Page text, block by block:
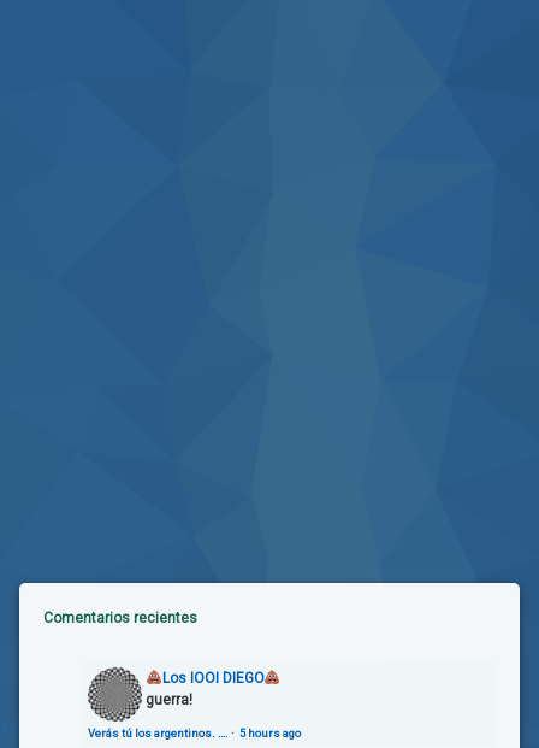
Comentarios recientes
Los IOOI DIEGO
guerra!
Verás tú los argentinos. …. · 5 hours ago